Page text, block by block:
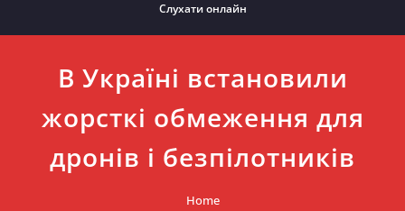
Слухати онлайн
В Україні встановили
жорсткі обмеження для
дронів і безпілотників
Home